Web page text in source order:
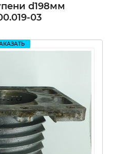
d198мм
03